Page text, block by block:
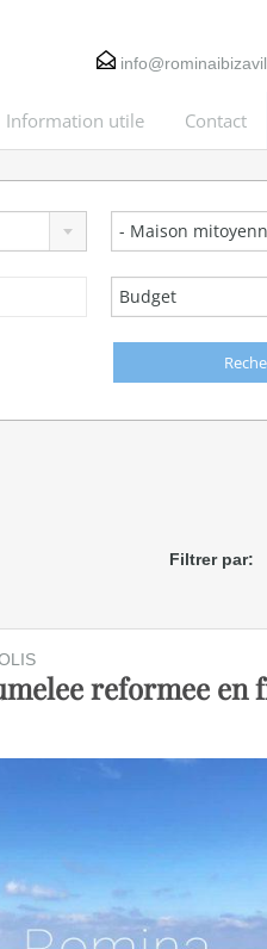
Information utile Contact
- Maison
Budget
Filtrer par:
reformee en